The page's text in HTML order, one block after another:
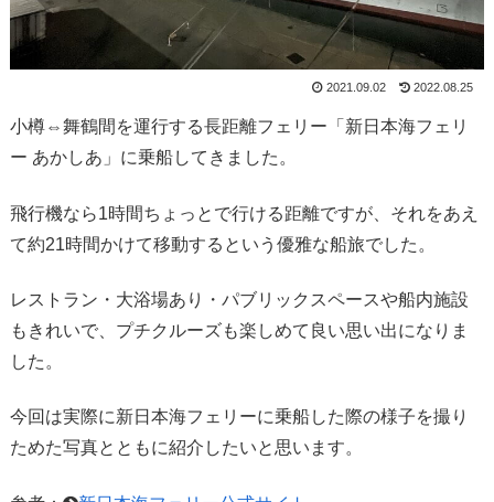
2021.09.02 2022.08.25
小樽⇔舞鶴間を運行する長距離フェリー「新日本海フェリ
ー あかしあ」に乗船してきました。
飛行機なら1時間ちょっとで行ける距離ですが、それをあえ
て約21時間かけて移動するという優雅な船旅でした。
レストラン・大浴場あり・パブリックスペースや船内施設
もきれいで、プチクルーズも楽しめて良い思い出になりま
した。
今回は実際に新日本海フェリーに乗船した際の様子を撮り
ためた写真とともに紹介したいと思います。